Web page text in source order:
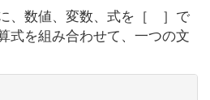
、数値、変数、式を［ ］で
式を組み合わせて、一つの文